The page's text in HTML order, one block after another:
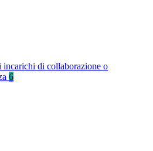
incarichi di collaborazione o
6